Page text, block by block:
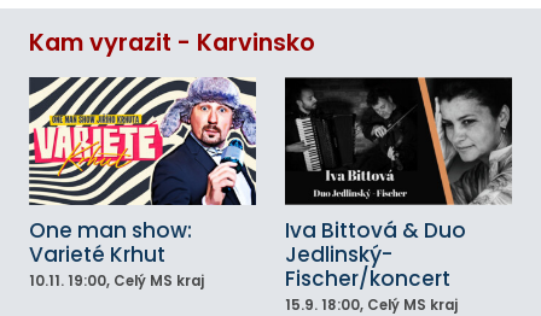
Kam vyrazit - Karvinsko
One man show:
Varieté Krhut
10.11. 19:00, Celý MS kraj
Iva Bittová & Duo
Jedlinský-
Fischer/koncert
15.9. 18:00, Celý MS kraj